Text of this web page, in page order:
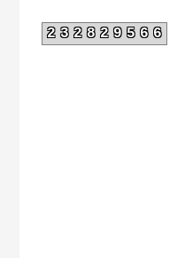
232829566